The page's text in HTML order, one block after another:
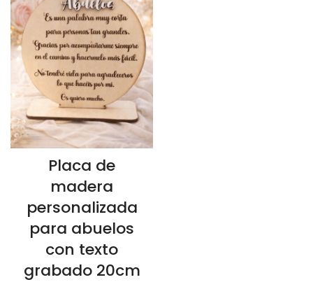
Placa de
madera
personalizada
para abuelos
con texto
grabado 20cm